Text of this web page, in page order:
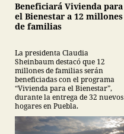
Beneficiará Vivienda para
el Bienestar a 12 millones
de familias
La presidenta Claudia
Sheinbaum destacó que 12
millones de familias serán
beneficiadas con el programa
“Vivienda para el Bienestar”,
durante la entrega de 32 nuevos
hogares en Puebla.